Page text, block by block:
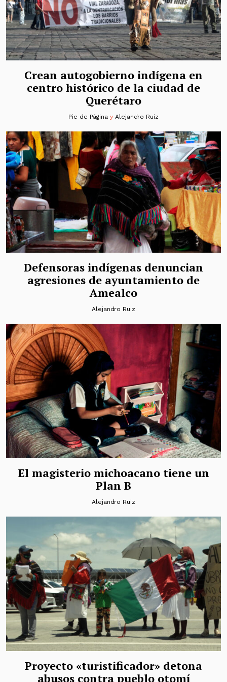
Crean autogobierno indígena en
centro histórico de la ciudad de
Querétaro
Pie de Página y Alejandro Ruiz
Defensoras indígenas denuncian
agresiones de ayuntamiento de
Amealco
Alejandro Ruiz
El magisterio michoacano tiene un
Plan B
Alejandro Ruiz
Proyecto «turistificador» detona
abusos contra pueblo otomí